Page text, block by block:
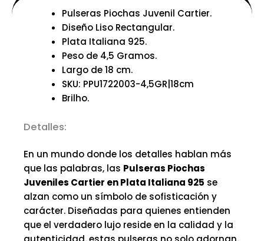
Pulseras Piochas Juvenil Cartier.
Diseño Liso Rectangular.
Plata Italiana 925.
Peso de 4,5 Gramos.
Largo de 18 cm.
SKU: PPU1722003-4,5GR|18cm
Brilho.
Detalles:
En un mundo donde los detalles hablan más
que las palabras, las Pulseras Piochas
Juveniles Cartier en Plata Italiana 925 se
alzan como un símbolo de sofisticación y
carácter. Diseñadas para quienes entienden
que el verdadero lujo reside en la calidad y la